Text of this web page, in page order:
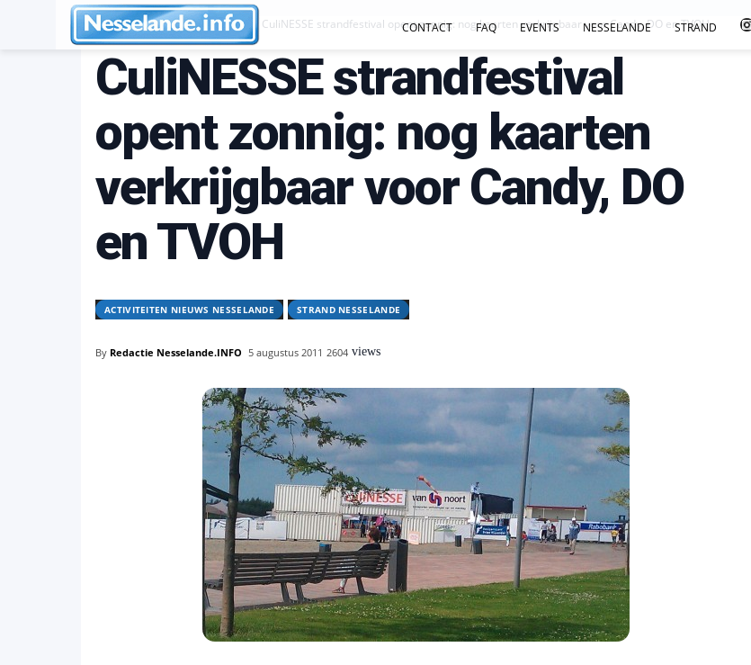
CONTACT FAQ EVENTS NESSELANDE STRAND
Activiteiten Nieuws Nesselande CuliNESSE strandfestival opent zonnig: nog kaarten verkrijgbaar voor Candy, DO en TVOH
CuliNESSE strandfestival
opent zonnig: nog kaarten
verkrijgbaar voor Candy, DO
en TVOH
ACTIVITEITEN NIEUWS NESSELANDE STRAND NESSELANDE
By Redactie Nesselande.INFO 5 augustus 2011 2604 views